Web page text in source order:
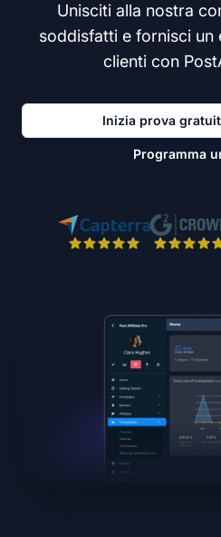
Unisciti alla nostra
soddisfatti e fornisci un
clienti con
Inizia prova
Programma